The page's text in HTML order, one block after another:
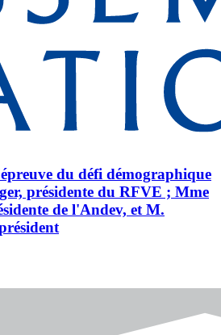
du défi démographique
présidente du RFVE ; Mme
de l'Andev, et M.